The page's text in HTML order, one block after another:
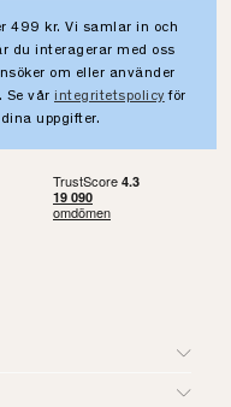
499 kr. Vi samlar in och
du interagerar med oss
om eller använder
Se vår integritetspolicy för
uppgifter.